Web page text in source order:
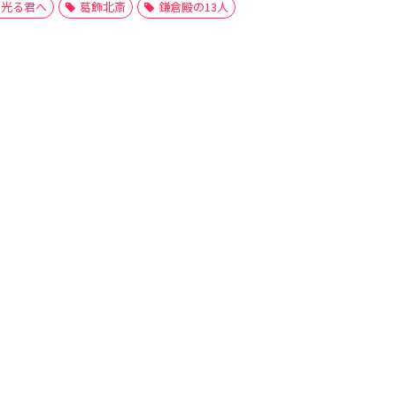
光る君へ 葛飾北斎 鎌倉殿の13人